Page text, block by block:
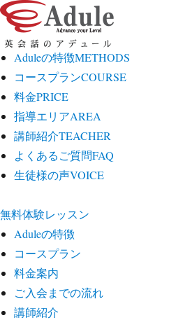
Aduleの特徴METHODS
コースプランCOURSE
料金PRICE
指導エリアAREA
講師紹介TEACHER
よくあるご質問FAQ
生徒様の声VOICE
無料体験レッスン
Aduleの特徴
コースプラン
料金案内
ご入会までの流れ
講師紹介